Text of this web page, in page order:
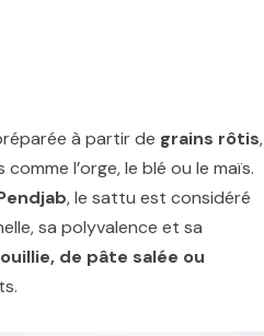
à partir de grains rôtis,
l’orge, le blé ou le maïs.
, le sattu est considéré
sa polyvalence et sa
de pâte salée ou